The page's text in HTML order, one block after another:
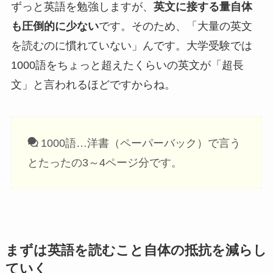
ずっと英語を勉強しますが、 英文に接する量自体
も圧倒的に少ないです。そのため、「大量の英文
を読むのに慣れていない」んです。大学受験では
1000語をちょっと超えたくらいの英文が「超長
文」と言われるほどですからね。
1000語…洋書（ペーパーバック）で言う
とたったの3～4ページ分です。
まずは英語を読むこと自体の抵抗を減らし
ていく